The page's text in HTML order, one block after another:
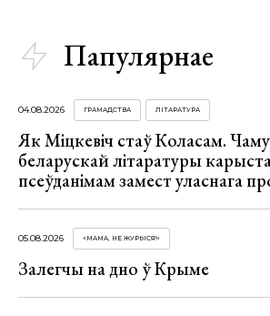
Папулярнае
04.08.2026 ГРАМАДСТВА ЛІТАРАТУРА
Як Міцкевіч стаў Коласам.
беларускай літаратуры
псеўданімам замест уласнага
05.08.2026 «МАМА, НЕ ЖУРЫСЯ!»
Залегчы на дно ў Крыме